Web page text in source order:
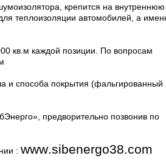
крепится на внутреннюю
теплоизоляции автомобилей, а
кв.м каждой позиции. По вопросам
и способа покрытия (фальгированный
предворительно позвонив по
: www.sibenergo38.com